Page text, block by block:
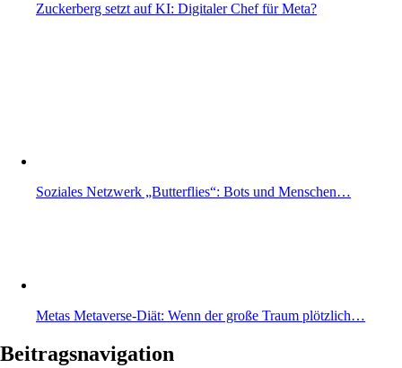
Zuckerberg setzt auf KI: Digitaler Chef für Meta?
Soziales Netzwerk „Butterflies“: Bots und Menschen…
Metas Metaverse-Diät: Wenn der große Traum plötzlich…
Beitragsnavigation